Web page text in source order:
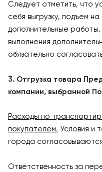
Следует отметить, что
себя выгрузку, подъем
дополнительные
выполнения
обязательно
3. Отгрузка товара
компании, выбранной
Расходы по
покупателем. Условия и
города
Ответственность за